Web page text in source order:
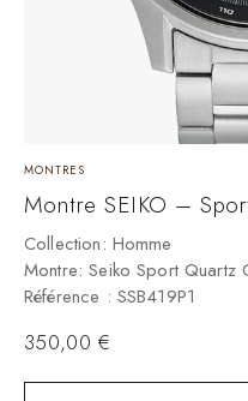
MONTRES
Montre SEIKO –
Collection: Homme
Montre: Seiko Sport Quartz
Référence : SSB419P1
350,00 €